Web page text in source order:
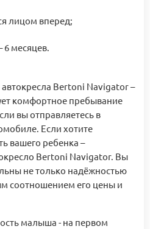
лицом вперед;
6 месяцев.
Bertoni Navigator –
комфортное пребывание
вы отправляетесь в
Если хотите
вашего ребенка –
Bertoni Navigator. Вы
не только надёжностью
соотношением его цены и
малыша - на первом